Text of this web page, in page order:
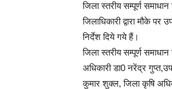
जिला स्तरीय सम्पूर्ण
जिलाधिकारी द्वारा मौके
निर्देश दिये गये हैं।
जिला स्तरीय सम्पूर्ण
अधिकारी डा0 नरेंद्र
कुमार शुक्ल, जिला कृषि